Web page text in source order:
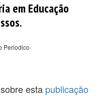
em Educação
Periodico
esta publicação